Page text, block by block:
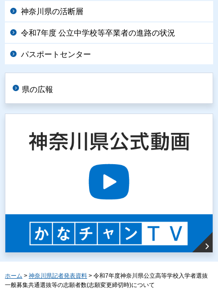
神奈川県の活断層
令和7年度 公立中学校等卒業者の進路の状況
パスポートセンター
県の広報
ホーム > 神奈川県記者発表資料 > 令和7年度神奈川県公立高等学校入学者選抜
一般募集共通選抜等の志願者数(志願変更締切時)について